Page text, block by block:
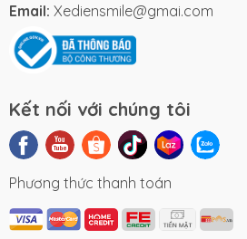
Email: Xediensmile@gmai.com
Kết nối với chúng tôi
Phương thức thanh toán